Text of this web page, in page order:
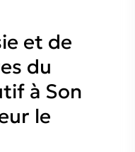
et de
du
à Son
le